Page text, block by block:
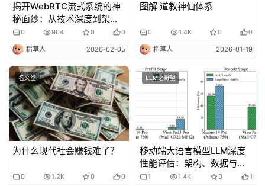
揭开WebRTC流式系统的神
秘面纱：从技术深度到架构
创新
0 904 0 0
稻草人 2026-02-05
图解 道教神仙体系
0 1.4K 0 0
稻草人 2026-01-19
名文堂
为什么现代社会赚钱难了？
0 1.2K 0 0
LLM之野望
移动端大语言模型LLM深度
性能评估：架构、数据与优
化路径的全面解析
1 1.4K 0 1